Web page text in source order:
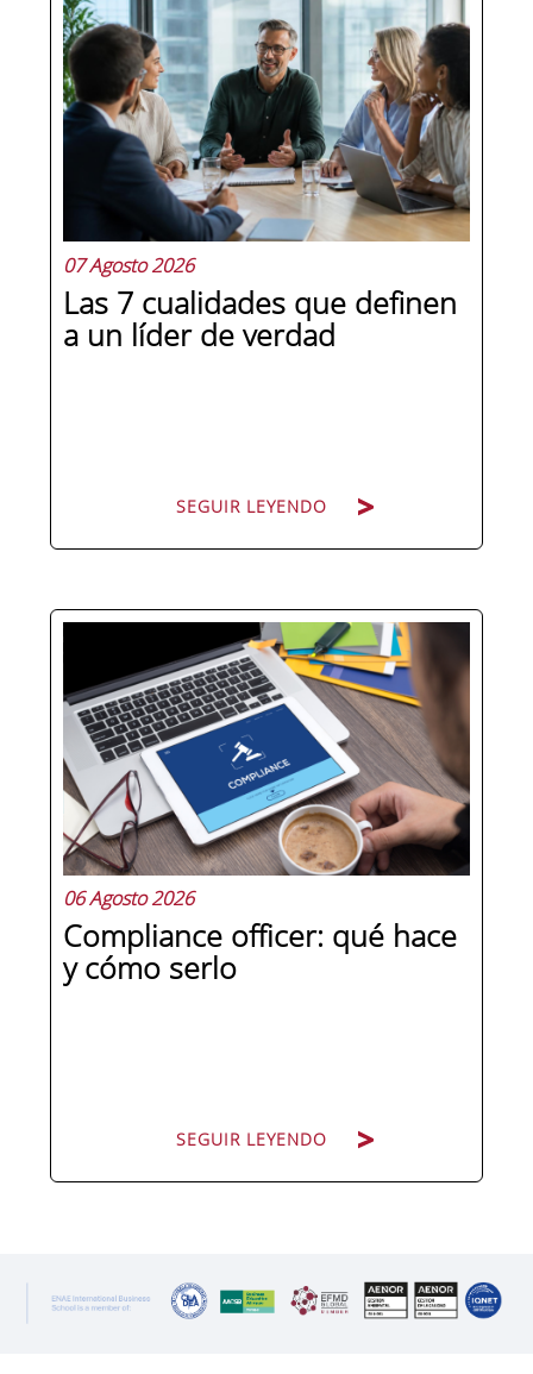
07 Agosto 2026
Las 7 cualidades que definen
a un líder de verdad
SEGUIR LEYENDO
Hay personas que ocupan puestos de
dirección y hay personas que lideran.
La diferencia no está en el cargo ni en
la antigüedad, sino en un conjunto de
competencias que se pueden
aprender, practicar y medir. Si te
preguntas qué separa a un directivo...
06 Agosto 2026
Compliance officer: qué hace
y cómo serlo
SEGUIR LEYENDO
en la estructura corporativa española
en la última década como el